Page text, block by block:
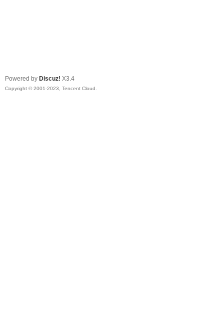
Powered by Discuz! X3.4
Copyright © 2001-2023, Tencent Cloud.